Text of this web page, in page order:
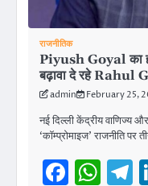
राजनीतिक
Piyush Goyal का
बढ़ावा दे रहे Rahul
admin February 25,
नई दिल्ली केंद्रीय वाणिज्य
‘कॉम्प्रोमाइज’ राजनीति पर